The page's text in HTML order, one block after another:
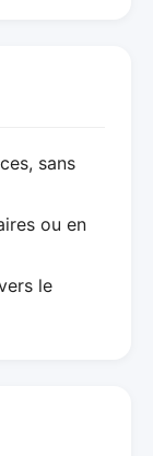
sans
ou en
le